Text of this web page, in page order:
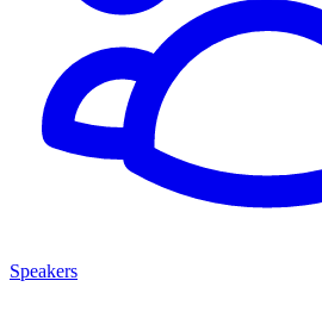
Speakers